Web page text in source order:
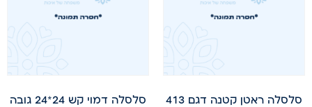
סלסלה ראטן קטנה דגם 413
סלסלה דמוי קש 24*24 גובה